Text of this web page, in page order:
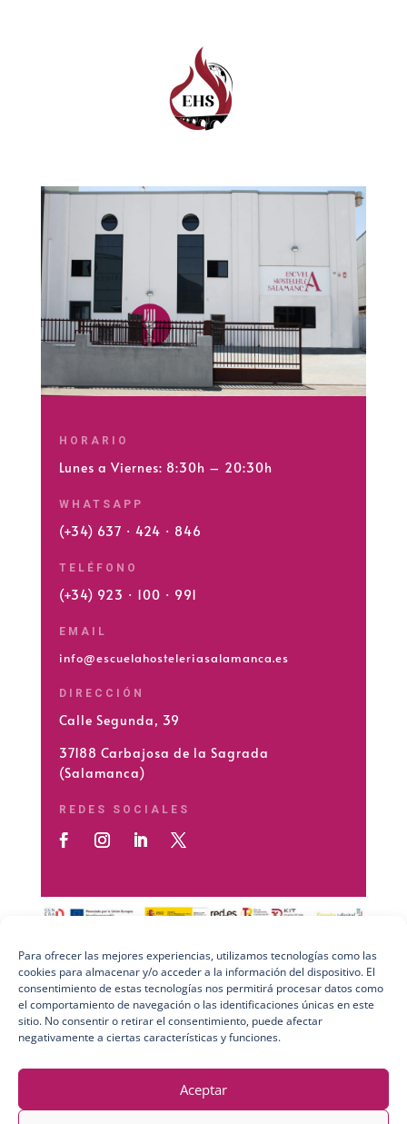
Para ofrecer las mejores experiencias, utilizamos tecnologías como las
cookies para almacenar y/o acceder a la información del dispositivo. El
consentimiento de estas tecnologías nos permitirá procesar datos como
el comportamiento de navegación o las identificaciones únicas en este
sitio. No consentir o retirar el consentimiento, puede afectar
negativamente a ciertas características y funciones.
Aceptar
HORARIO
Lunes a Viernes: 8:30h – 20:30h
WHATSAPP
(+34) 637 · 424 · 846
TELÉFONO
(+34) 923 · 100 · 991
EMAIL
info@escuelahosteleriasalamanca.es
DIRECCIÓN
Calle Segunda, 39
37188 Carbajosa de la Sagrada
(Salamanca)
REDES SOCIALES
Preguntas Frecuentes (FAQs)
Aviso Legal
Política de Privacidad
Política de Calidad